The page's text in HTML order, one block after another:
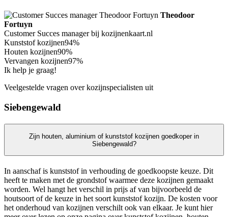
Theodoor
Fortuyn
Customer Succes manager bij kozijnenkaart.nl
Kunststof kozijnen94%
Houten kozijnen90%
Vervangen kozijnen97%
Ik help je graag!
Veelgestelde vragen over kozijnspecialisten uit
Siebengewald
Zijn houten, aluminium of kunststof kozijnen goedkoper in
Siebengewald?
In aanschaf is kunststof in verhouding de goedkoopste keuze. Dit
heeft te maken met de grondstof waarmee deze kozijnen gemaakt
worden. Wel hangt het verschil in prijs af van bijvoorbeeld de
houtsoort of de keuze in het soort kunststof kozijn. De kosten voor
het onderhoud van kozijnen verschilt ook van elkaar. Je kunt hier